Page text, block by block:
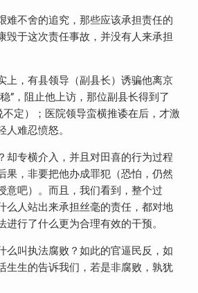
难不舍的追究，那些应该承担责任的
毁于这次责任事故，并没有人来承担
上，有县领导（副县长）诱骗他离京
”，阻止他上访，那位副县长得到了
不定）；医院领导蛮横推诿在后，才激
难忍愤怒。
却专横介入，并且对田喜的行为过程
果，非要把他办成罪犯（恐怕，仍然
意吧）。而且，我们看到，整个过
么人站出来承担丝毫的责任，都对地
进行了什么更为合理有效的干预。
么叫执法腐败？如此的官逼民反，如
生生的告诉我们，若是非腐败，孰犹